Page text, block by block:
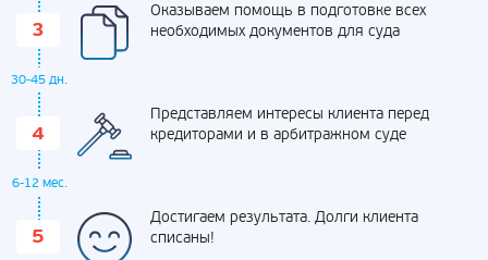
30-45 дн.
Оказываем помощь в подготовке всех
необходимых документов для суда
6-12 мес.
Представляем интересы клиента перед
кредиторами и в арбитражном суде
Достигаем результата. Долги клиента
списаны!